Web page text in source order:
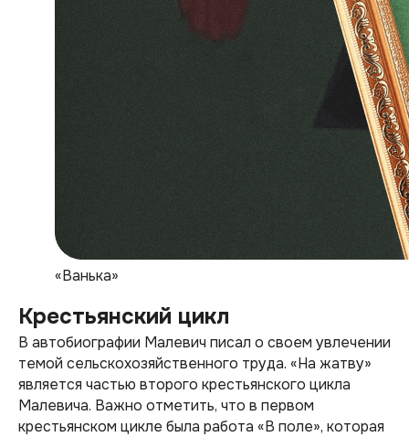
«Ванька»
Крестьянский цикл
В автобиографии Малевич писал о своем увлечении
темой сельскохозяйственного труда. «На жатву»
является частью второго крестьянского цикла
Малевича. Важно отметить, что в первом
крестьянском цикле была работа «В поле», которая